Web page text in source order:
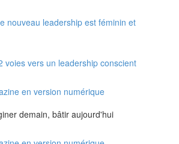
nouveau leadership est féminin et
voies vers un leadership conscient
en version numérique
demain, bâtir aujourd'hui